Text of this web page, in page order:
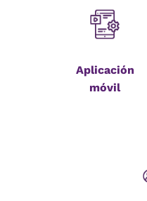
Aplicación
móvil